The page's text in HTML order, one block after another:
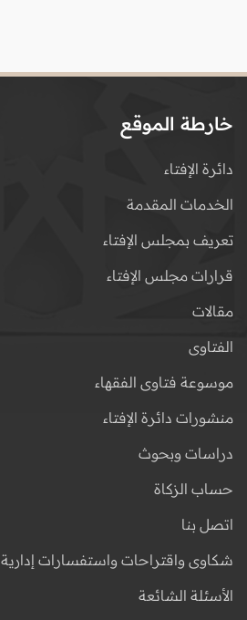
خارطة الموقع
دائرة الإفتاء
الخدمات المقدمة
تعريف بمجلس الإفتاء
قرارات مجلس الإفتاء
مقالات
الفتاوى
موسوعة فتاوى الفقهاء
منشورات دائرة الإفتاء
دراسات وبحوث
حساب الزكاة
اتصل بنا
شكاوى واقتراحات واستفسارات إدارية
الأسئلة الشائعة